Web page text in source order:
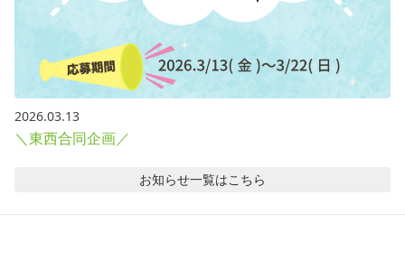
2026.03.13
＼東西合同企画／
お知らせ一覧はこちら